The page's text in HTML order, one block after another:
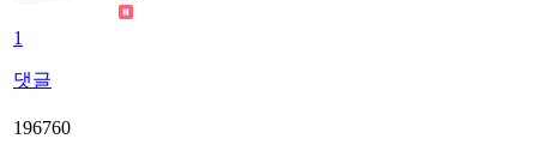
1
댓글
196760